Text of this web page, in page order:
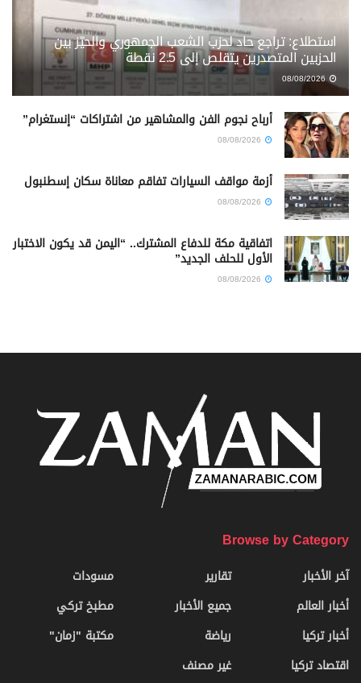
استطلاع: تراجع حاد لحزب الشعب الجمهوري والحيّز بين
الحزبين المتصدرين يتقلص إلى 2.5 نقطة
08/08/2026
أرباح نجوم الفن والمشاهير من اشتراكات “إنستغرام”
أزمة مواقف السيارات تفاقم معاناة سكان إسطنبول
اتفاقية مكة للدفاع المشترك.. “اليمن قد يكون الاختبار
الأول للحلف الجديد”
Browse by Category
آخر الأخبار
أخبار العالم
أخبار تركيا
اقتصاد تركيا
تقارير
جميع الأخبار
رياضة
غير مصنف
مسودات
مطبخ تركي
مكتبة "زمان"